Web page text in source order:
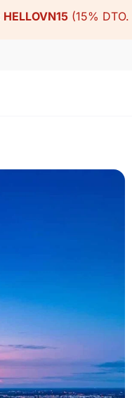
HELLOVN15(15% DTO.